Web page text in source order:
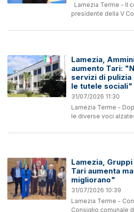
Lamezia Terme - Il
presidente della V
di queste ore,
Lamezia,
aumento Tari:
servizi di pulizia
le tutele sociali"
31/07/2026 11:30
Lamezia Terme -
le diverse voci
interviene con una
Lamezia,
Tari aumenta
migliorano"
31/07/2026 10:39
Lamezia Terme -
Consiglio comunale